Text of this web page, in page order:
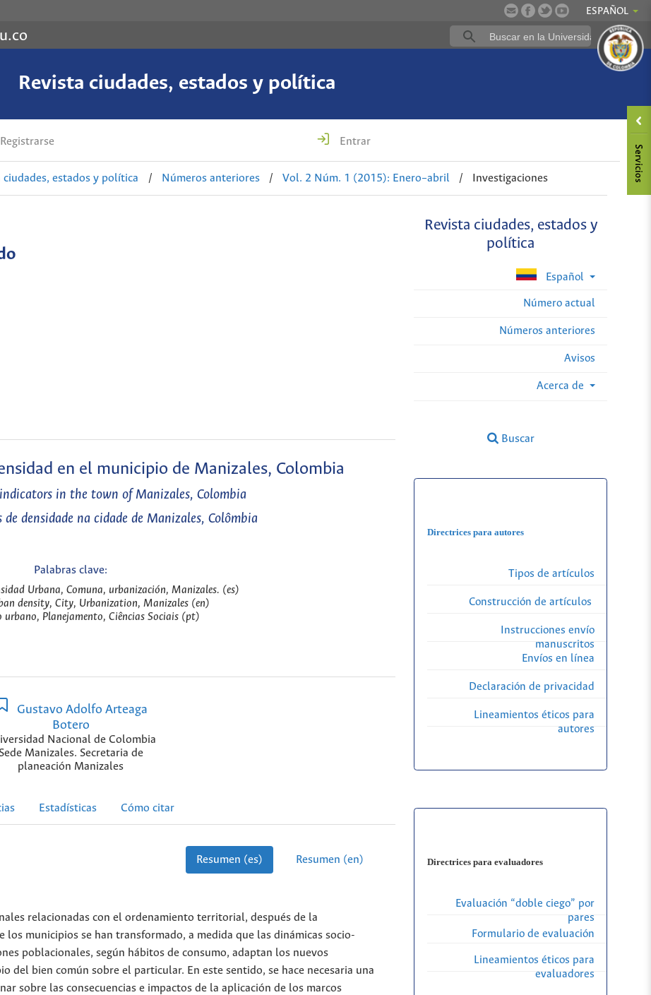
ESPAÑOL
Revista ciudades, estados y política
Registrarse Entrar
ciudades, estados y política / Números anteriores / Vol. 2 Núm. 1 (2015): Enero–abril / Investigaciones
Revista ciudades, estados y
política
Español
Número actual
Números anteriores
Avisos
Acerca de
Buscar
en el municipio de Manizales, Colombia
in the town of Manizales, Colombia
densidade na cidade de Manizales, Colômbia
Palabras clave:
Urbana, Comuna, urbanización, Manizales. (es)
density, City, Urbanization, Manizales (en)
urbano, Planejamento, Ciências Sociais (pt)
Gustavo Adolfo Arteaga
Botero
Nacional de Colombia
Sede Manizales. Secretaria de
planeación Manizales
Estadísticas Cómo citar
Resumen (es) Resumen (en)
relacionadas con el ordenamiento territorial, después de la
municipios se han transformado, a medida que las dinámicas socio-
poblacionales, según hábitos de consumo, adaptan los nuevos
del bien común sobre el particular. En este sentido, se hace necesaria una
sobre las consecuencias e impactos de la aplicación de los marcos
Directrices para autores
Tipos de artículos
Construcción de artículos
Instrucciones envío
manuscritos
Envíos en línea
Declaración de privacidad
Lineamientos éticos para
autores
Directrices para evaluadores
Evaluación “doble ciego” por
pares
Formulario de evaluación
Lineamientos éticos para
evaluadores